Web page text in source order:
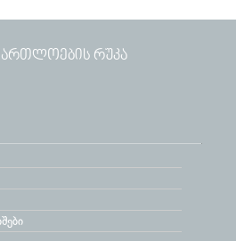
ᲠᲣᲙᲐ